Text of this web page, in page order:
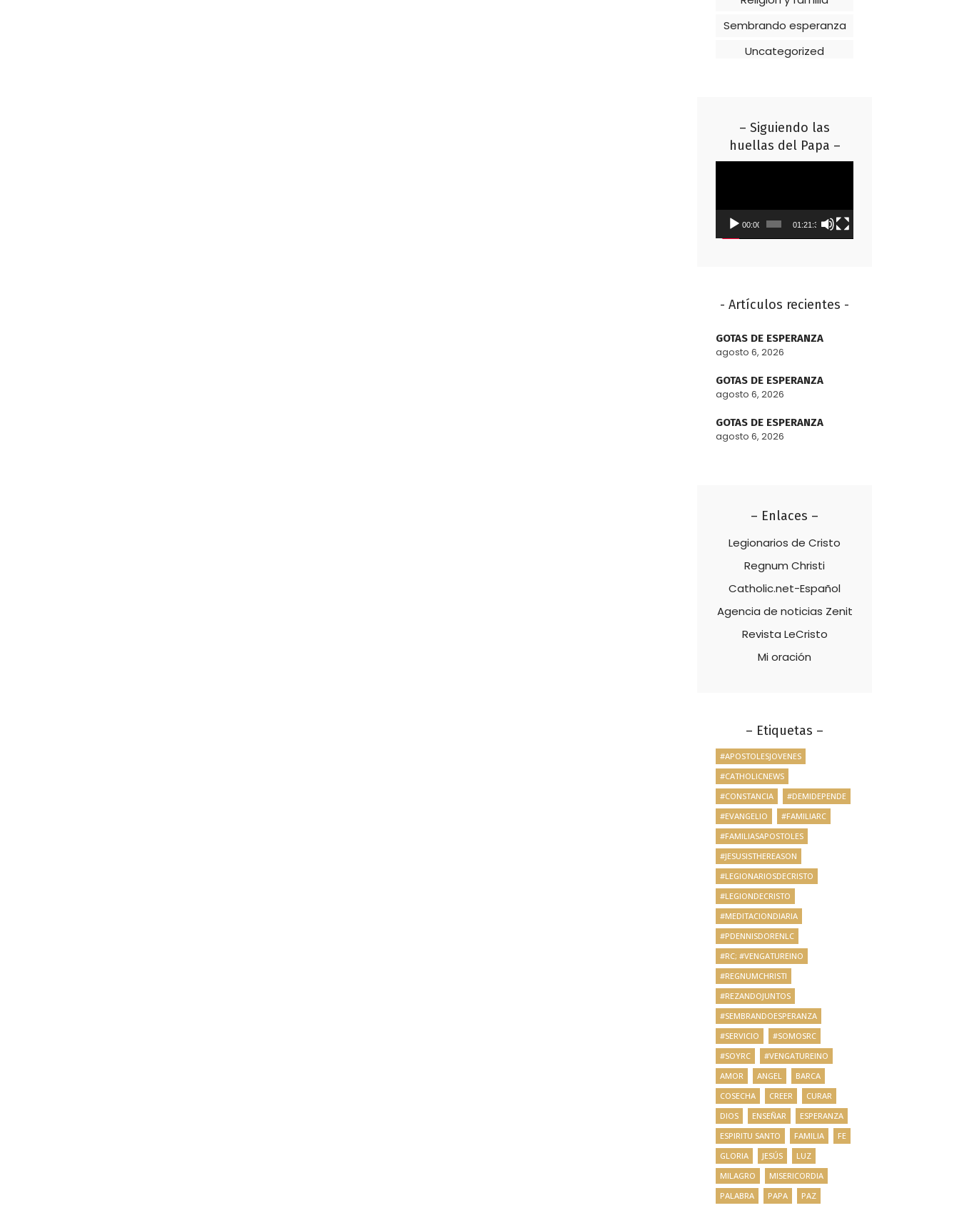
Sembrando esperanza
Uncategorized
– Siguiendo las
huellas del Papa –
00:00 01:21:37
- Artículos recientes -
GOTAS DE ESPERANZA
agosto 6, 2026
GOTAS DE ESPERANZA
agosto 6, 2026
GOTAS DE ESPERANZA
agosto 6, 2026
– Enlaces –
Legionarios de Cristo
Regnum Christi
Catholic.net-Español
Agencia de noticias Zenit
Revista LeCristo
Mi oración
– Etiquetas –
#APOSTOLESJOVENES
#CATHOLICNEWS
#CONSTANCIA
#DEMIDEPENDE
#EVANGELIO
#FAMILIARC
#FAMILIASAPOSTOLES
#JESUSISTHEREASON
#LEGIONARIOSDECRISTO
#LEGIONDECRISTO
#MEDITACIONDIARIA
#PDENNISDORENLC
#RC; #VENGATUREINO
#REGNUMCHRISTI
#REZANDOJUNTOS
#SEMBRANDOESPERANZA
#SERVICIO
#SOMOSRC
#SOYRC
#VENGATUREINO
AMOR
ANGEL
BARCA
COSECHA
CREER
CURAR
DIOS
ENSEÑAR
ESPERANZA
ESPIRITU SANTO
FAMILIA
FE
GLORIA
JESÚS
LUZ
MILAGRO
MISERICORDIA
PALABRA
PAPA PAZ